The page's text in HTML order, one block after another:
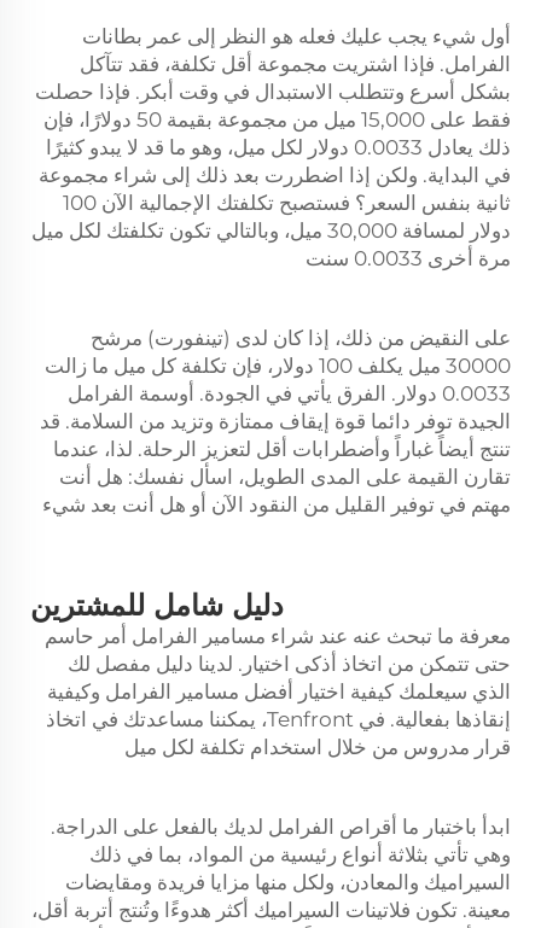
أول شيء يجب عليك فعله هو النظر إلى عمر بطانات
الفرامل. فإذا اشتريت مجموعة أقل تكلفة، فقد تتآكل
بشكل أسرع وتتطلب الاستبدال في وقت أبكر. فإذا حصلت
فقط على 15,000 ميل من مجموعة بقيمة 50 دولارًا، فإن
ذلك يعادل 0.0033 دولار لكل ميل، وهو ما قد لا يبدو كثيرًا
في البداية. ولكن إذا اضطررت بعد ذلك إلى شراء مجموعة
ثانية بنفس السعر؟ فستصبح تكلفتك الإجمالية الآن 100
دولار لمسافة 30,000 ميل، وبالتالي تكون تكلفتك لكل ميل
مرة أخرى 0.0033 سنت
على النقيض من ذلك، إذا كان لدى (تينفورت) مرشح
30000 ميل يكلف 100 دولار، فإن تكلفة كل ميل ما زالت
0.0033 دولار. الفرق يأتي في الجودة. أوسمة الفرامل
الجيدة توفر دائما قوة إيقاف ممتازة وتزيد من السلامة. قد
تنتج أيضاً غباراً وأضطرابات أقل لتعزيز الرحلة. لذا، عندما
تقارن القيمة على المدى الطويل، اسأل نفسك: هل أنت
مهتم في توفير القليل من النقود الآن أو هل أنت بعد شيء
دليل شامل للمشترين
معرفة ما تبحث عنه عند شراء مسامير الفرامل أمر حاسم
حتى تتمكن من اتخاذ أذكى اختيار. لدينا دليل مفصل لك
الذي سيعلمك كيفية اختيار أفضل مسامير الفرامل وكيفية
إنقاذها بفعالية. في Tenfront، يمكننا مساعدتك في اتخاذ
قرار مدروس من خلال استخدام تكلفة لكل ميل
ابدأ باختبار ما أقراص الفرامل لديك بالفعل على الدراجة.
وهي تأتي بثلاثة أنواع رئيسية من المواد، بما في ذلك
السيراميك والمعادن، ولكل منها مزايا فريدة ومقايضات
معينة. تكون فلاتينات السيراميك أكثر هدوءًا وتُنتج أتربة أقل،